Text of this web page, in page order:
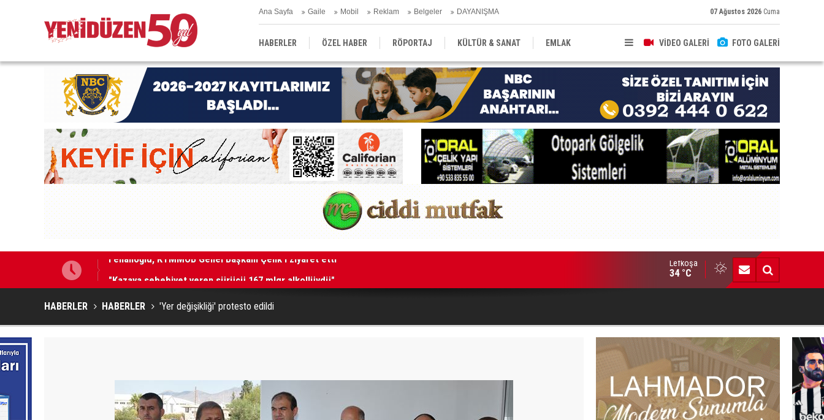
Ana Sayfa Gaile Mobil Reklam Belgeler DAYANIŞMA 07 Ağustos 2026 Cuma
VİDEO GALERİ FOTO GALERİ
HABERLER ÖZEL HABER RÖPORTAJ KÜLTÜR & SANAT EMLAK
EĞİTİM YEREL YÖNETİM DERGİLER SEKTÖR
“Mahkeme kararlarını geçersiz kılacak yetki kabul edilemez”
Lefkoşa
34 °C
HABERLER HABERLER 'Yer değişikliği' protesto edildi